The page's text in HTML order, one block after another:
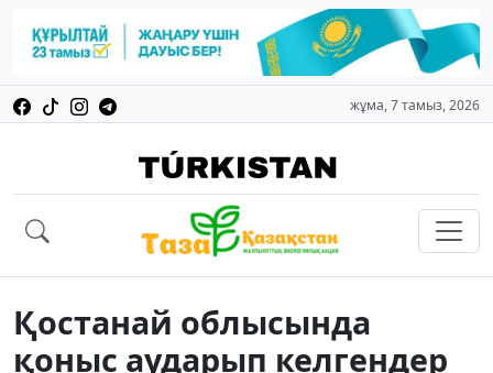
жұма, 7 тамыз, 2026
Қостанай облысында
қоныс аударып келгендер